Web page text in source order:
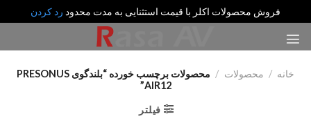
فروش محصولات اکلر با قیمت استثنایی به مدت محدود رد کردن
خانه / محصولات /
محصولات برچسب خورده “بلندگوی PRESONUS
AIR12”
فیلتر